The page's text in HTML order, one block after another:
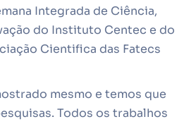
Integrada de Ciência,
do Instituto Centec e do
Cientifica das Fatecs
mesmo e temos que
Todos os trabalhos